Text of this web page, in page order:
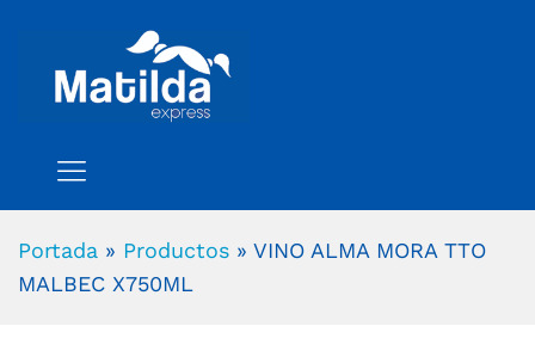
Portada » Productos » VINO ALMA MORA TTO
MALBEC X750ML